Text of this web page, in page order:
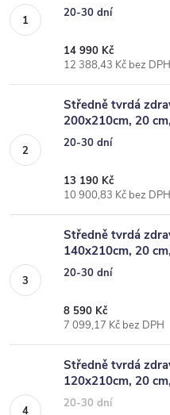
20-30 dní
14 990 Kč
12 388,43 Kč bez DPH
Středně tvrdá
200x210cm, 20
20-30 dní
13 190 Kč
10 900,83 Kč bez DPH
Středně tvrdá
140x210cm, 20
20-30 dní
8 590 Kč
7 099,17 Kč bez DPH
Středně tvrdá
120x210cm, 20
20-30 dní